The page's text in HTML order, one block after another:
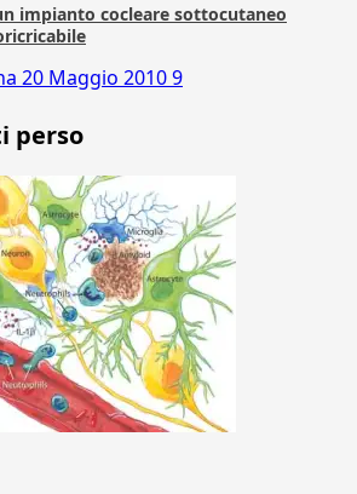
impianto cocleare sottocutaneo
20 Maggio 20109
perso